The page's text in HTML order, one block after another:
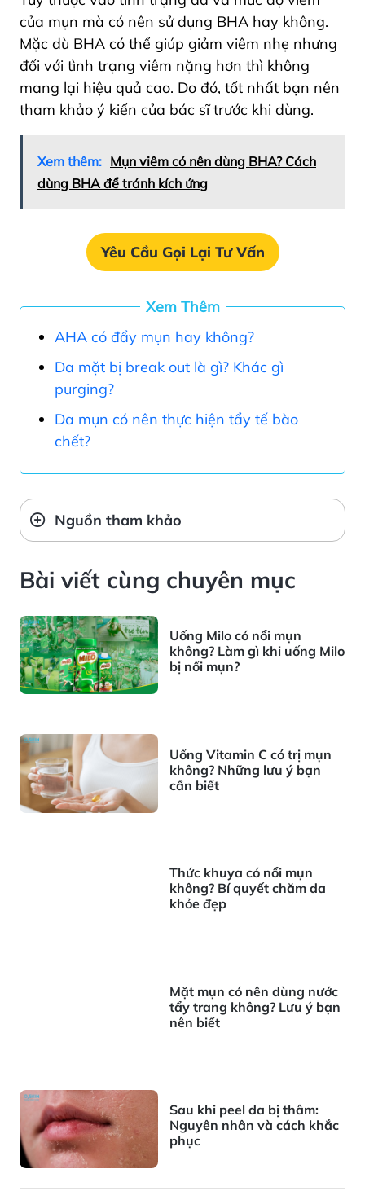
của mụn mà có nên sử dụng BHA hay không.
Mặc dù BHA có thể giúp giảm viêm nhẹ nhưng
đối với tình trạng viêm nặng hơn thì không
mang lại hiệu quả cao. Do đó, tốt nhất bạn nên
tham khảo ý kiến của bác sĩ trước khi dùng.
Xem thêm: Mụn viêm có nên dùng BHA? Cách
dùng BHA để tránh kích ứng
Yêu Cầu Gọi Lại Tư Vấn
Xem Thêm
AHA có đẩy mụn hay không?
Da mặt bị break out là gì? Khác gì
purging?
Da mụn có nên thực hiện tẩy tế bào
chết?
Nguồn tham khảo
Bài viết cùng chuyên mục
Uống Milo có nổi mụn
không? Làm gì khi uống Milo
bị nổi mụn?
Uống Vitamin C có trị mụn
không? Những lưu ý bạn
cần biết
Thức khuya có nổi mụn
không? Bí quyết chăm da
khỏe đẹp
Mặt mụn có nên dùng nước
tẩy trang không? Lưu ý bạn
nên biết
Sau khi peel da bị thâm:
Nguyên nhân và cách khắc
phục